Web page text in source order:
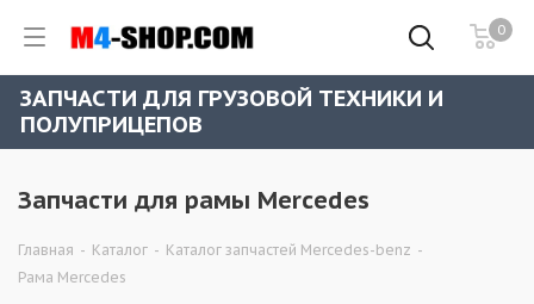
0
ЗАПЧАСТИ ДЛЯ ГРУЗОВОЙ ТЕХНИКИ И
ПОЛУПРИЦЕПОВ
Запчасти для рамы Mercedes
Главная - Каталог - Каталог запчастей Mercedes-benz -
Рама Mercedes